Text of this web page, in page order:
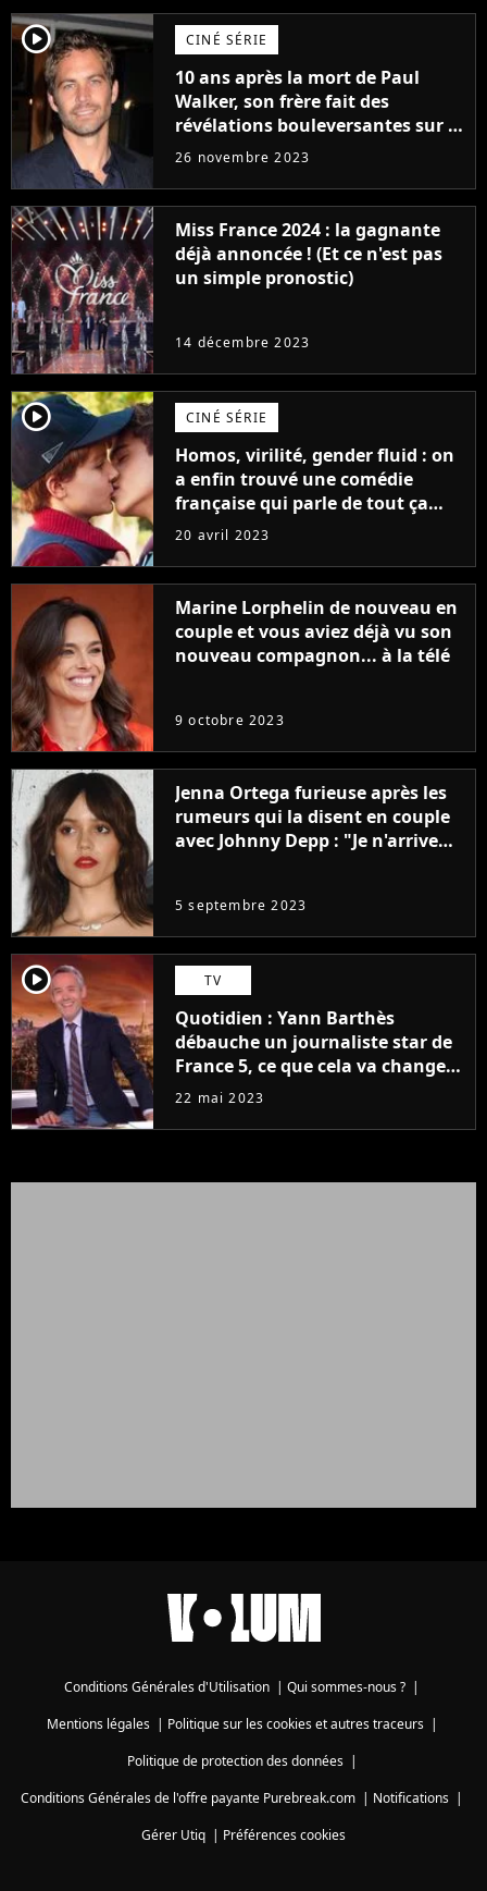
player2 CINÉ SÉRIE
10 ans après la mort de Paul
Walker, son frère fait des
révélations bouleversantes sur la
réaction des acteurs de Fast and
26 novembre 2023
Miss France 2024 : la gagnante
déjà annoncée ! (Et ce n'est pas
un simple pronostic)
14 décembre 2023
player2 CINÉ SÉRIE
Homos, virilité, gender fluid : on
a enfin trouvé une comédie
française qui parle de tout ça
sans être super ringarde
20 avril 2023
Marine Lorphelin de nouveau en
couple et vous aviez déjà vu son
nouveau compagnon... à la télé
9 octobre 2023
Jenna Ortega furieuse après les
rumeurs qui la disent en couple
avec Johnny Depp : "Je n'arrive
5 septembre 2023
player2 TV
Quotidien : Yann Barthès
débauche un journaliste star de
France 5, ce que cela va changer
à la rentrée
22 mai 2023
Conditions Générales d'Utilisation Qui sommes-nous ?
Mentions légales| Politique sur les cookies et autres traceurs|
Politique de protection des données|
Conditions Générales de l'offre payante Purebreak.com
Notifications
Gérer Utiq
Préférences cookies